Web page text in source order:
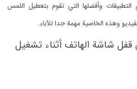
وأفضلها التي تقوم بتعطيل اللمس
وهذه الخاصية مهمة جدا للآباء.
شاشة الهاتف أثناء تشغيل